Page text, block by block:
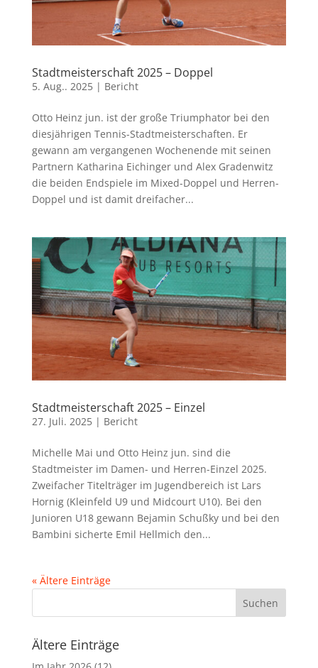
Stadtmeisterschaft 2025 – Doppel
5. Aug.. 2025| Bericht
Otto Heinz jun. ist der große Triumphator bei den
diesjährigen Tennis-Stadtmeisterschaften. Er
gewann am vergangenen Wochenende mit seinen
Partnern Katharina Eichinger und Alex Gradenwitz
die beiden Endspiele im Mixed-Doppel und Herren-
Doppel und ist damit dreifacher...
Stadtmeisterschaft 2025 – Einzel
27. Juli. 2025| Bericht
Michelle Mai und Otto Heinz jun. sind die
Stadtmeister im Damen- und Herren-Einzel 2025.
Zweifacher Titelträger im Jugendbereich ist Lars
Hornig (Kleinfeld U9 und Midcourt U10). Bei den
Junioren U18 gewann Bejamin Schußky und bei den
Bambini sicherte Emil Hellmich den...
« Ältere Einträge
Suchen
Ältere Einträge